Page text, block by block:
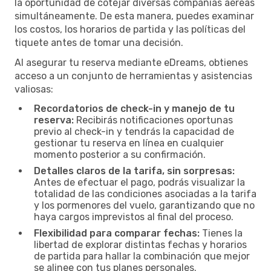
la oportunidad de cotejar diversas compañías aéreas
simultáneamente. De esta manera, puedes examinar
los costos, los horarios de partida y las políticas del
tiquete antes de tomar una decisión.
Al asegurar tu reserva mediante eDreams, obtienes
acceso a un conjunto de herramientas y asistencias
valiosas:
Recordatorios de check-in y manejo de tu
reserva: Recibirás notificaciones oportunas
previo al check-in y tendrás la capacidad de
gestionar tu reserva en línea en cualquier
momento posterior a su confirmación.
Detalles claros de la tarifa, sin sorpresas:
Antes de efectuar el pago, podrás visualizar la
totalidad de las condiciones asociadas a la tarifa
y los pormenores del vuelo, garantizando que no
haya cargos imprevistos al final del proceso.
Flexibilidad para comparar fechas: Tienes la
libertad de explorar distintas fechas y horarios
de partida para hallar la combinación que mejor
se alinee con tus planes personales.